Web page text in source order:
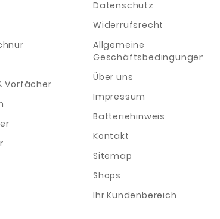
Vorfächer
Datenschutz
Widerrufsrecht
Allgemeine
Geschäftsbedingungen
Über uns
Impressum
Batteriehinweis
Kontakt
Sitemap
Shops
Ihr Kundenbereich